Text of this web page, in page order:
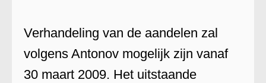
Verhandeling van de aandelen zal
volgens Antonov mogelijk zijn vanaf
30 maart 2009. Het uitstaande